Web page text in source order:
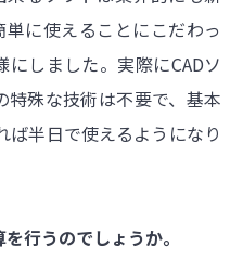
に使えることにこだわっ
しました。実際にCADソ
殊な技術は不要で、基本
ば半日で使えるようになり
行うのでしょうか。